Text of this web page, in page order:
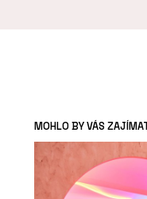
MOHLO BY VÁS